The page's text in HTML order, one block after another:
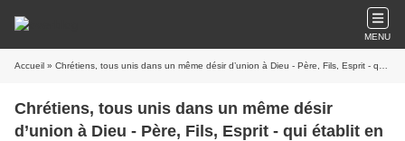
MENU
Accueil » Chrétiens, tous unis dans un même désir d’union à Dieu - Père, Fils, Esprit - qui établit en chacun de nous, en son Église, sa demeure
Chrétiens, tous unis dans un même désir
d’union à Dieu - Père, Fils, Esprit - qui établit en